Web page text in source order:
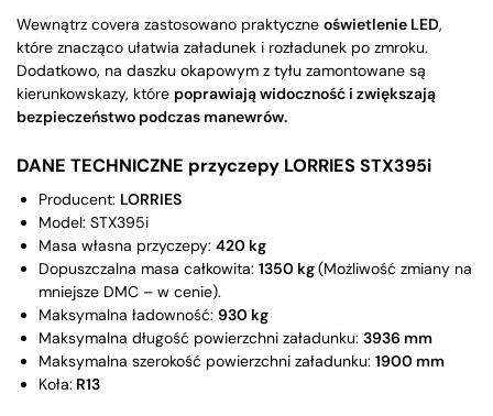
Wewnątrz covera zastosowano praktyczne oświetlenie LED,
które znacząco ułatwia załadunek i rozładunek po zmroku.
Dodatkowo, na daszku okapowym z tyłu zamontowane są
kierunkowskazy, które poprawiają widoczność i zwiększają
bezpieczeństwo podczas manewrów.
DANE TECHNICZNE przyczepy LORRIES STX395i
Producent: LORRIES
Model: STX395i
Masa własna przyczepy: 420 kg
Dopuszczalna masa całkowita: 1350 kg(Możliwość zmiany na
mniejsze DMC – w cenie).
Maksymalna ładowność: 930 kg
Maksymalna długość powierzchni załadunku: 3936 mm
Maksymalna szerokość powierzchni załadunku: 1900 mm
Koła: R13